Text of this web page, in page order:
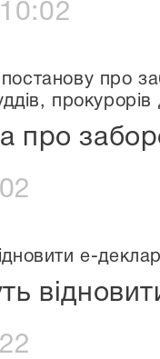
про
про
е-